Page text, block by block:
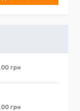
грн
грн